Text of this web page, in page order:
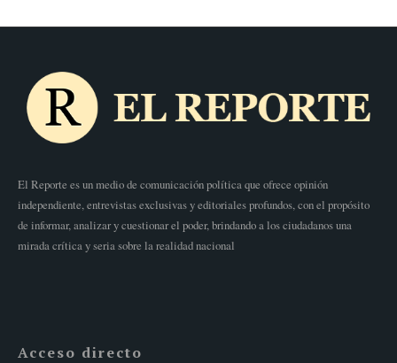
El Reporte es un medio de comunicación política que ofrece opinión
independiente, entrevistas exclusivas y editoriales profundos, con el propósito
de informar, analizar y cuestionar el poder, brindando a los ciudadanos una
mirada crítica y seria sobre la realidad nacional
Acceso directo